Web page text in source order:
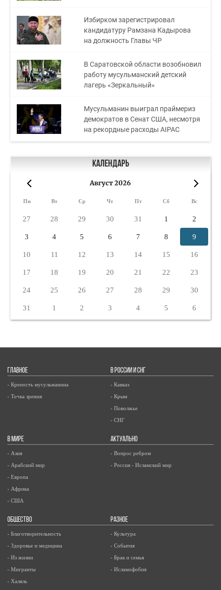
Избирком зарегистрировал
кандидатуру Рамзана Кадырова
на должность Главы ЧР
В Саратовской области возобновил
работу мусульманский детский
лагерь «Зеркальный»
Мусульманин выиграл праймериз
демократов в Сенат США, несмотря
на рекордные расходы AIPAC
Календарь
Август 2026
Пн Вт Ср Чт Пт Сб Вс
27 28 29 30 31 1 2
3 4 5 6 7 8 9
10 11 12 13 14 15 16
17 18 19 20 21 22 23
24 25 26 27 28 29 30
31 1 2 3 4 5 6
ГЛАВНОЕ
- Крепость мусульманина
- Точка зрения
В РОССИИ И СНГ
- Кавказ
- Крым
- Поволжье
- СНГ
В МИРЕ
- Азия
- Арабский мир
- Европа
- Африка
- США
АКТУАЛЬНО
- Вопрос ребром
- Россия - Исламский мир
ОБЩЕСТВО
- Благотворительность
- Здоровье и медицина
- Из жизни
- Мигранты
- Халяль
РАЗНОЕ
- Культура
- События
- Брак и семья
- Исламофобия